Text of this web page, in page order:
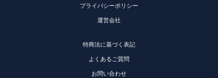
プライバシーポリシー
運営会社
特商法に基づく表記
よくあるご質問
お問い合わせ